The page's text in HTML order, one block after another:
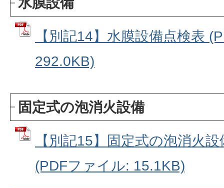
【別記14】水膜設備点検表
292.0KB)
固定式の泡消火設備
【別記15】固定式の泡消火
(PDFファイル: 15.1KB)